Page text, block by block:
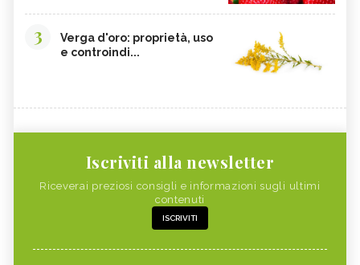
3
Verga d'oro: proprietà, uso
e controindi...
Iscriviti alla newsletter
Riceverai preziosi consigli e informazioni sugli ultimi
contenuti
ISCRIVITI